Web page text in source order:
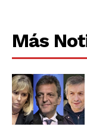
Más